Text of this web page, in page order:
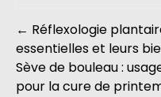
← Réflexologie
essentielles et leurs
Sève de bouleau :
pour la cure de